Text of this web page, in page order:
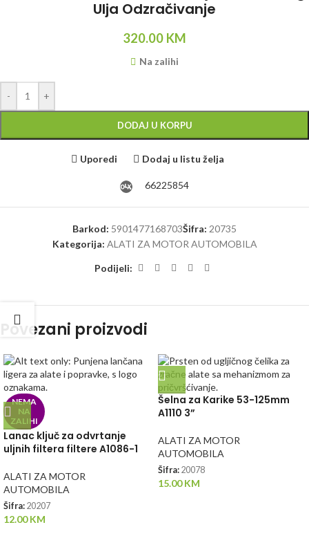
Ulja Odzračivanje
320.00 KM
Na zalihi
- +
DODAJ U KORPU
Uporedi Dodaj u listu želja
66225854
Barkod: 5901477168703Šifra: 20735
Kategorija: ALATI ZA MOTOR AUTOMOBILA
Podijeli:
Povezani proizvodi
NEMA
NA
ZALIHI
Lanac ključ za odvrtanje
uljnih filtera filtere A1086-1
ALATI ZA MOTOR
AUTOMOBILA
Šifra: 20207
12.00KM
Šelna za Karike 53-125mm
A1110 3”
ALATI ZA MOTOR
AUTOMOBILA
Šifra: 20078
15.00KM